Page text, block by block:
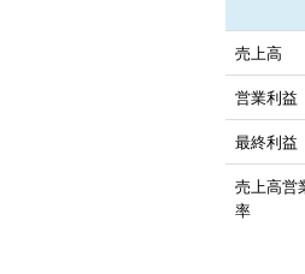
売上高
営業利益
最終利益
売上高営
率